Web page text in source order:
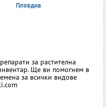
Пловдив
за растителна
Ще ви помогнем в
за всички видове